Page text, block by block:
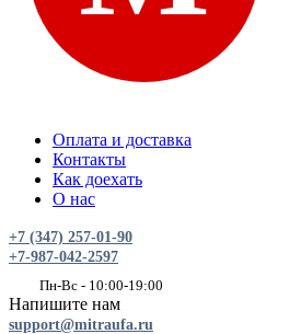
Оплата и доставка
Контакты
Как доехать
О нас
+7 (347) 257-01-90
+7-987-042-2597
Пн-Вс - 10:00-19:00
Напишите нам
support@mitraufa.ru